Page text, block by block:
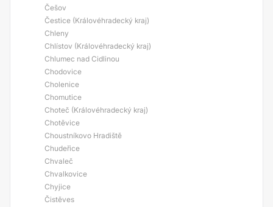
Češov
Čestice (Královéhradecký kraj)
Chleny
Chlístov (Královéhradecký kraj)
Chlumec nad Cidlinou
Chodovice
Cholenice
Chomutice
Choteč (Královéhradecký kraj)
Chotěvice
Choustníkovo Hradiště
Chudeřice
Chvaleč
Chvalkovice
Chyjice
Čistěves